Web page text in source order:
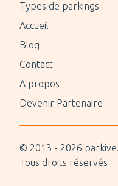
Types de parkings
Accueil
Blog
Contact
A propos
Devenir Partenaire
© 2013 - 2026
Tous droits réservés